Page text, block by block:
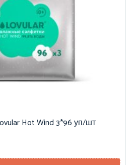
Hot Wind 3*96 уп/шт